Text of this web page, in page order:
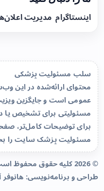
اینستاگرام مدیریت
سلب مسئولیت پزشکی
محتوای ارائه‌شده در این
عمومی است و جایگزین
مسئولیتی برای تشخیص یا
برای توضیحات کامل‌تر،
مسئولیت پزشک سایترا
© 2026 کلیه حقوق محفوظ است.
طراحی و برنامه‌نویسی: